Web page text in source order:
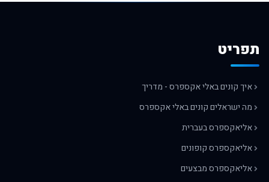
תפריט
איך קונים באלי אקספרס - מדריך
מה ישראלים קונים באלי אקספרס
אליאקספרס בעברית
אליאקספרס קופונים
אליאקספרס מבצעים